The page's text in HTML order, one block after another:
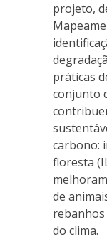
projeto,
práticas
conjunto
carbono:
floresta
de
rebanhos
do clima.